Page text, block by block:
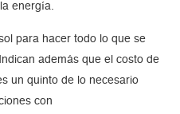
energía.
para hacer todo lo que se
además que el costo de
un quinto de lo necesario
con